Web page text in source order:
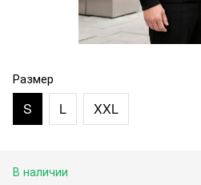
Размер
S L XXL
В наличии